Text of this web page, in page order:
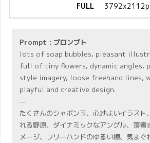
FULL
Prompt : プロンプト
lots of soap bubbles, pleasant
full of tiny flowers, dynamic angles,
style imagery, loose freehand lines,
playful and creative design.
—
たくさんのシャボン玉、心地よいイラスト
れる野原、ダイナミックなアングル、落書
メージ、フリーハンドのゆるい線、気まぐ